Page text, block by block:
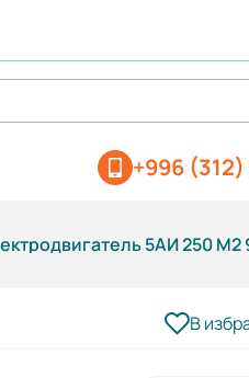
+996
5АИ 250 М2
В